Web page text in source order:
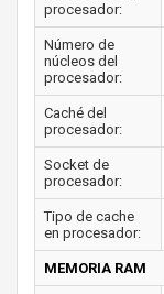
procesador:
Número de
núcleos del
procesador:
Caché del
procesador:
Socket de
procesador:
Tipo de cache
en procesador:
MEMORIA RAM